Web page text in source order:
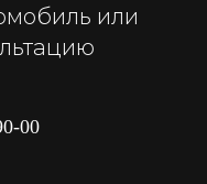
или
00